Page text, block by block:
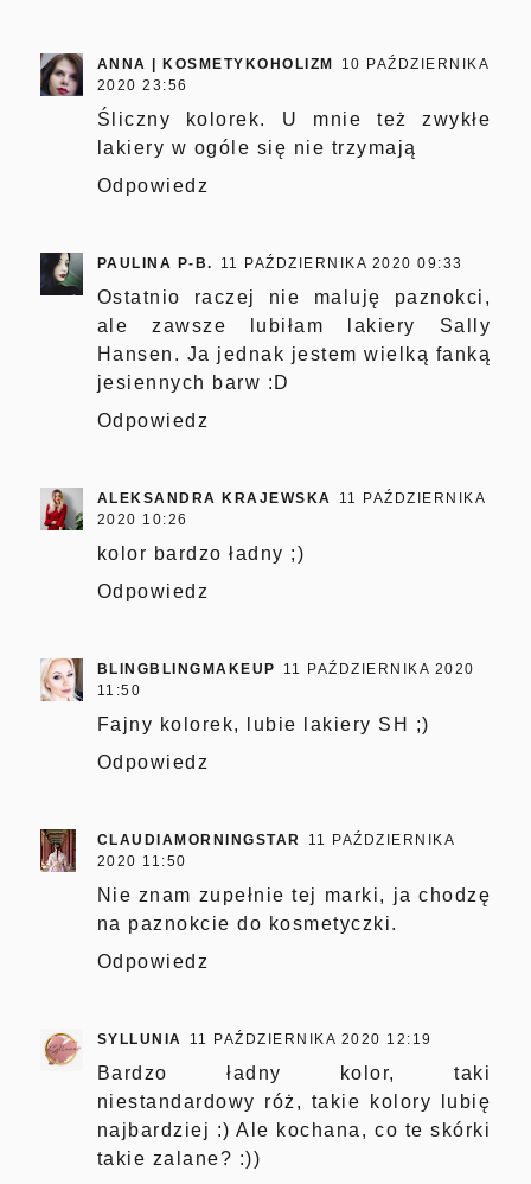
ANNA | KOSMETYKOHOLIZM
10 PAŹDZIERNIKA
2020 23:56
Śliczny kolorek. U mnie też zwykłe
lakiery w ogóle się nie trzymają
Odpowiedz
PAULINA P-B. 11 PAŹDZIERNIKA 2020 09:33
Ostatnio raczej nie maluję paznokci,
ale zawsze lubiłam lakiery Sally
Hansen. Ja jednak jestem wielką fanką
jesiennych barw :D
Odpowiedz
ALEKSANDRA KRAJEWSKA
11 PAŹDZIERNIKA
2020 10:26
kolor bardzo ładny ;)
Odpowiedz
BLINGBLINGMAKEUP
11 PAŹDZIERNIKA 2020
11:50
Fajny kolorek, lubie lakiery SH ;)
Odpowiedz
CLAUDIAMORNINGSTAR
11 PAŹDZIERNIKA
2020 11:50
Nie znam zupełnie tej marki, ja chodzę
na paznokcie do kosmetyczki.
Odpowiedz
SYLLUNIA 11 PAŹDZIERNIKA 2020 12:19
Bardzo ładny kolor, taki
niestandardowy róż, takie kolory lubię
najbardziej :) Ale kochana, co te skórki
takie zalane? :))